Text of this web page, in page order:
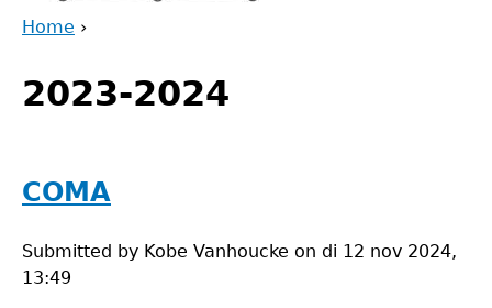
are
Home ›
to
top
2023-2024
COMA
Submitted by Kobe Vanhoucke on di 12 nov 2024,
13:49